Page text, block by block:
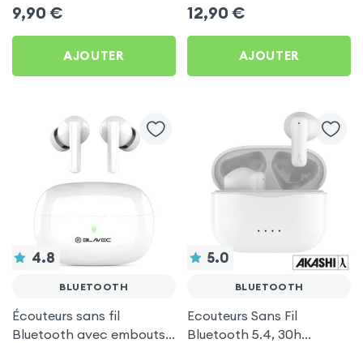
9,90 €
AJOUTER
12,90 €
AJOUTER
4.8
BLUETOOTH
Écouteurs sans fil
Bluetooth avec embouts
5.0
BLUETOOTH
Ecouteurs Sans Fil
Bluetooth 5.4, 30h